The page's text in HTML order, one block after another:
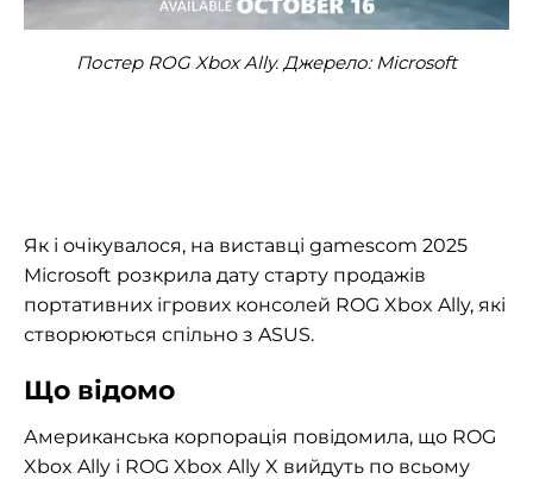
Постер ROG Xbox Ally. Джерело: Microsoft
Як і очікувалося, на виставці gamescom 2025
Microsoft розкрила дату старту продажів
портативних ігрових консолей ROG Xbox Ally, які
створюються спільно з ASUS.
Що відомо
Американська корпорація повідомила, що ROG
Xbox Ally і ROG Xbox Ally X вийдуть по всьому